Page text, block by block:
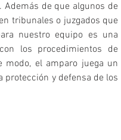
de que algunos de
tribunales o juzgados que
nuestro equipo es una
los procedimientos de
el amparo juega un
protección y defensa de los